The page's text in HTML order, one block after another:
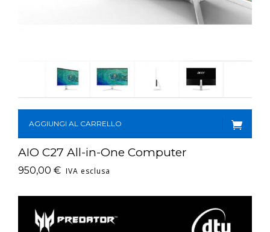
AGGIUNGI AL CARRELLO
AIO C27 All-in-One Computer
950,00 € IVA esclusa